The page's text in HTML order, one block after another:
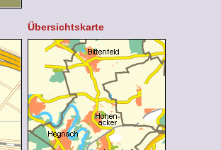
Übersichtskarte